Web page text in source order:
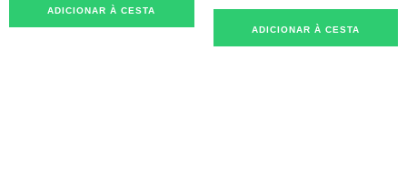
ADICIONAR À CESTA
ADICIONAR À CESTA